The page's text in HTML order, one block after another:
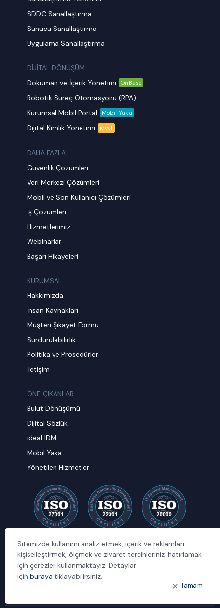
SDDC Sanallaştırma
Sunucu Sanallaştırma
Uygulama Sanallaştırma
DİJİTAL DÖNÜŞÜM
Doküman ve İçerik Yönetimi
OnBase
Robotik Süreç Otomasyonu (RPA)
Kurumsal Mobil Portal
Mobil Yaka
Dijital Kimlik Yönetimi ideal
DAHA FAZLA
Güvenlik Çözümleri
Veri Merkezi Çözümleri
Mobil ve Son Kullanıcı Çözümleri
İş Çözümleri
Hizmetlerimiz
Webinarlar
Başarı Hikayeleri
KURUMSAL
Hakkımızda
İnsan Kaynakları
Müşteri Şikayet Formu
Sürdürülebilirlik
Politika ve Prosedürler
İletişim
ÖNE ÇIKANLAR
Bulut Dönüşümü
Dijital Sözlük
ideal IDM
Mobil Yaka
Yönetilen Hizmetler
Sitemizde kullanımı analiz etmek, içerik ve reklamları
kişiselleştirmek, ölçmek ve ziyaret tercihlerinizi hatırlamak
için çerezler kullanmaktayız. Detaylar
için buraya tıklayabilirsiniz.
Tamam